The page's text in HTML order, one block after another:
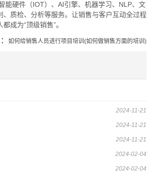
能硬件（IOT）、AI引擎、机器学习、NLP、文
质检、分析等服务。让销售与客户互动全过程
成为“顶级销售”。
如何给销售人员进行项目培训(如何做销售方面的培训)
2024-11-21
2024-11-21
2024-11-21
2024-02-04
2024-02-04